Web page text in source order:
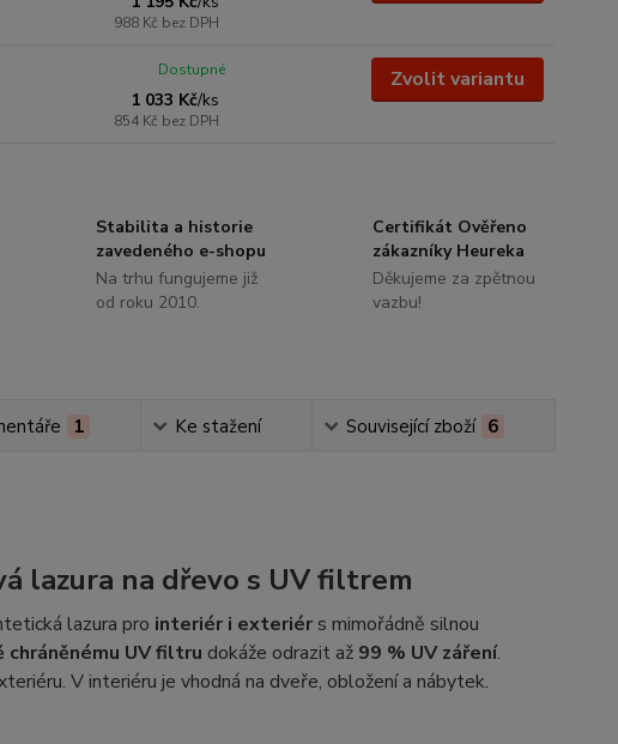
988 Kč bez DPH
1 033 Kč/ks
854 Kč bez DPH
Dostupné Zvolit variantu
Stabilita a historie
zavedeného e-shopu
Na trhu fungujeme již
od roku 2010.
Certifikát Ověřeno
zákazníky Heureka
Děkujeme za zpětnou
vazbu!
1 Ke stažení Související zboží 6
lazura na dřevo s UV filtrem
lazura pro interiér i exteriérs mimořádně silnou
UV filtru dokáže odrazit až 99 % UV záření.
V interiéru je vhodná na dveře, obložení a nábytek.